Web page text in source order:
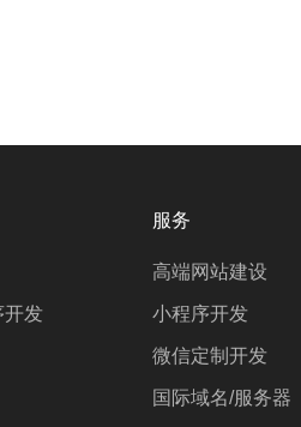
开发
服务
高端网站建设
小程序开发
微信定制开发
国际域名/服务器